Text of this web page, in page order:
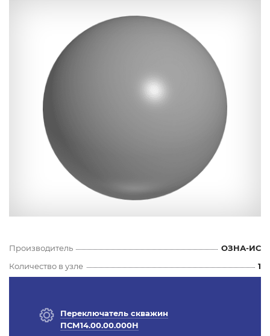
Производитель
ОЗНА-ИС
Количество в узле
1
Переключатель скважин
ПСМ14.00.00.000Н